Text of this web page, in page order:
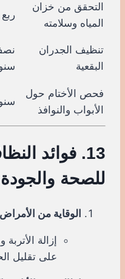
التحقق من خزان
المياه وسلامته
تنظيف الجدران
البقعية
فحص الأختام حول
الأبواب والنوافذ
13. فوائد
للصحة والجودة
الوقاية من
إزالة
على تقليل